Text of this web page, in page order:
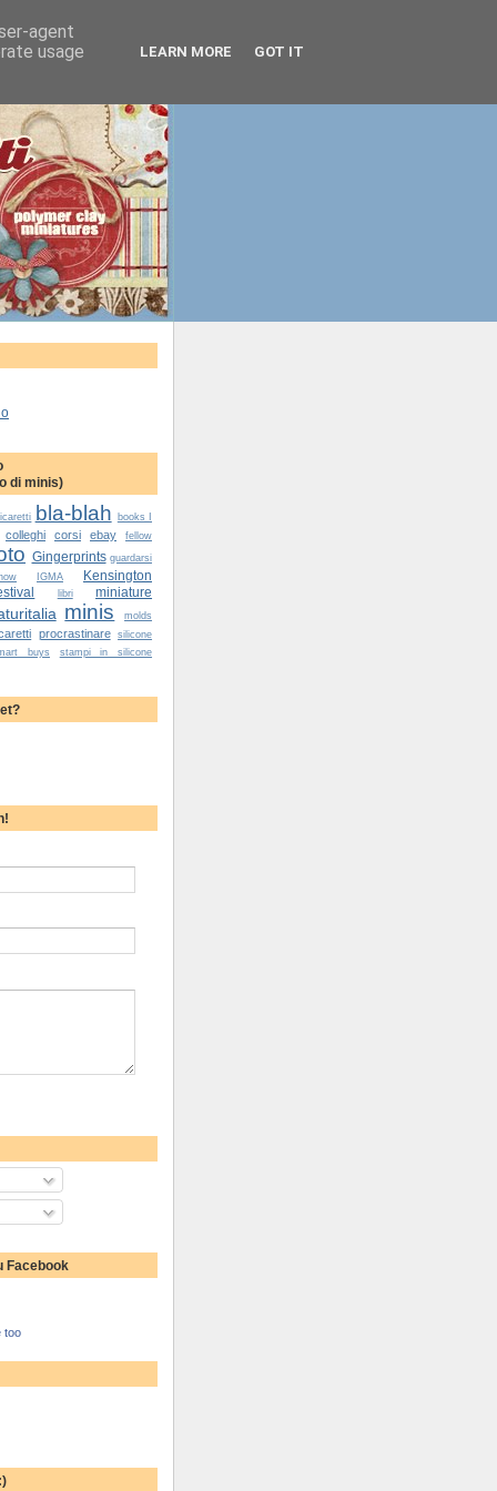
di minis)
bla-blah books I
colleghi corsi ebay fellow
Gingerprints guardarsi
IGMA
Kensington
libri miniature
minis molds
procrastinare
silicone
buys
stampi in silicone
Facebook
too
agent
usage
LEARN MORE GOT IT